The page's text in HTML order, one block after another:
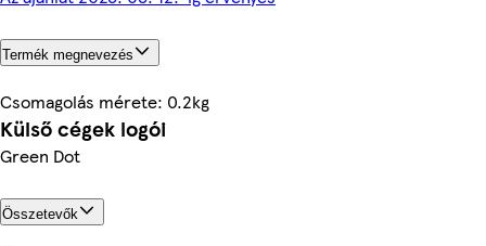
Termék megnevezés
Csomagolás mérete: 0.2kg
Külső cégek logói
Green Dot
Összetevők